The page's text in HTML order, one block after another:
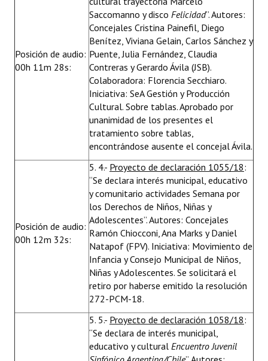
Posición de audio:
00h 11m 28s:
Saccomanno y disco Felicidad”. Autores:
Concejales Cristina Painefil, Diego
Benítez, Viviana Gelain, Carlos Sánchez y
Puente, Julia Fernández, Claudia
Contreras y Gerardo Ávila (JSB).
Colaboradora: Florencia Secchiaro.
Iniciativa: SeA Gestión y Producción
Cultural. Sobre tablas. Aprobado por
unanimidad de los presentes el
tratamiento sobre tablas,
encontrándose ausente el concejal Ávila.
Posición de audio:
00h 12m 32s:
5. 4.- Proyecto de declaración 1055/18:
“Se declara interés municipal, educativo
y comunitario actividades Semana por
los Derechos de Niños, Niñas y
Adolescentes”. Autores: Concejales
Ramón Chiocconi, Ana Marks y Daniel
Natapof (FPV). Iniciativa: Movimiento de
Infancia y Consejo Municipal de Niños,
Niñas y Adolescentes. Se solicitará el
retiro por haberse emitido la resolución
272-PCM-18.
5. 5.- Proyecto de declaración 1058/18:
“Se declara de interés municipal,
educativo y cultural Encuentro Juvenil